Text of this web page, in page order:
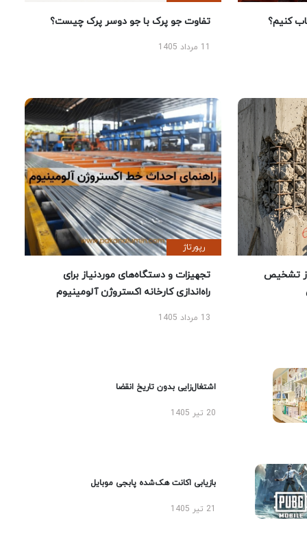
کنیم؟ تفاوت جو پرک با جو دوسر پرک چیست؟
تشخیص
رپورتاژ
تجهیزات و دستگاه‌های موردنیاز برای
راه‌اندازی کارخانه اکستروژن آلومینیوم
13 مرداد 1405
اشتغال‌زایی بدون تاریخ انقضا
20 تیر 1405
بازیابی اکانت هک‌شده پابجی موبایل